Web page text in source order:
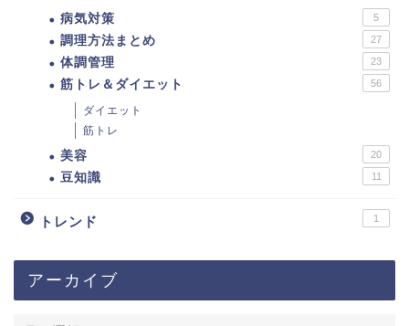
病気対策 5
調理方法まとめ 27
体調管理 23
筋トレ＆ダイエット 56
ダイエット
筋トレ
美容 20
豆知識 11
トレンド 1
アーカイブ